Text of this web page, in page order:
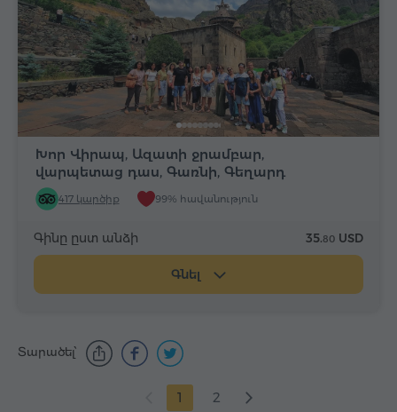
Խոր Վիրապ, Ազատի ջրամբար,
վարպետաց դաս, Գառնի, Գեղարդ
417 կարծիք 99% հավանություն
Գինը ըստ անձի 35.80 USD
Գնել
Տարածել՝
1 2